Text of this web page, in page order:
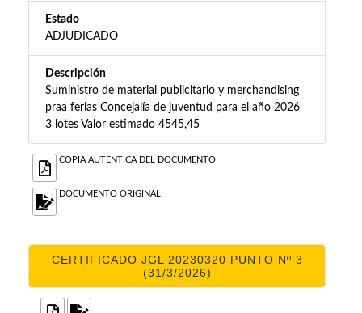
Estado
ADJUDICADO
Descripción
Suministro de material publicitario y merchandising
praa ferias Concejalía de juventud para el año 2026
3 lotes Valor estimado 4545,45
COPIA AUTENTICA DEL DOCUMENTO
DOCUMENTO ORIGINAL
CERTIFICADO JGL 20230320 PUNTO Nº 3
(31/3/2026)